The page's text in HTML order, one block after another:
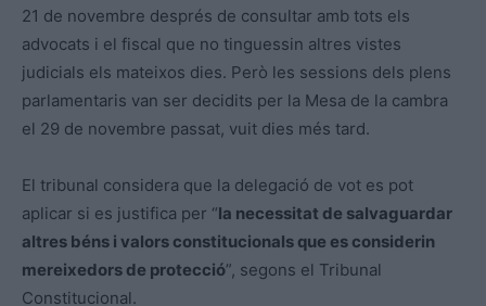
21 de novembre després de consultar amb tots els
advocats i el fiscal que no tinguessin altres vistes
judicials els mateixos dies. Però les sessions dels plens
parlamentaris van ser decidits per la Mesa de la cambra
el 29 de novembre passat, vuit dies més tard.
El tribunal considera que la delegació de vot es pot
aplicar si es justifica per “la necessitat de salvaguardar
altres béns i valors constitucionals que es considerin
mereixedors de protecció”, segons el Tribunal
Constitucional.